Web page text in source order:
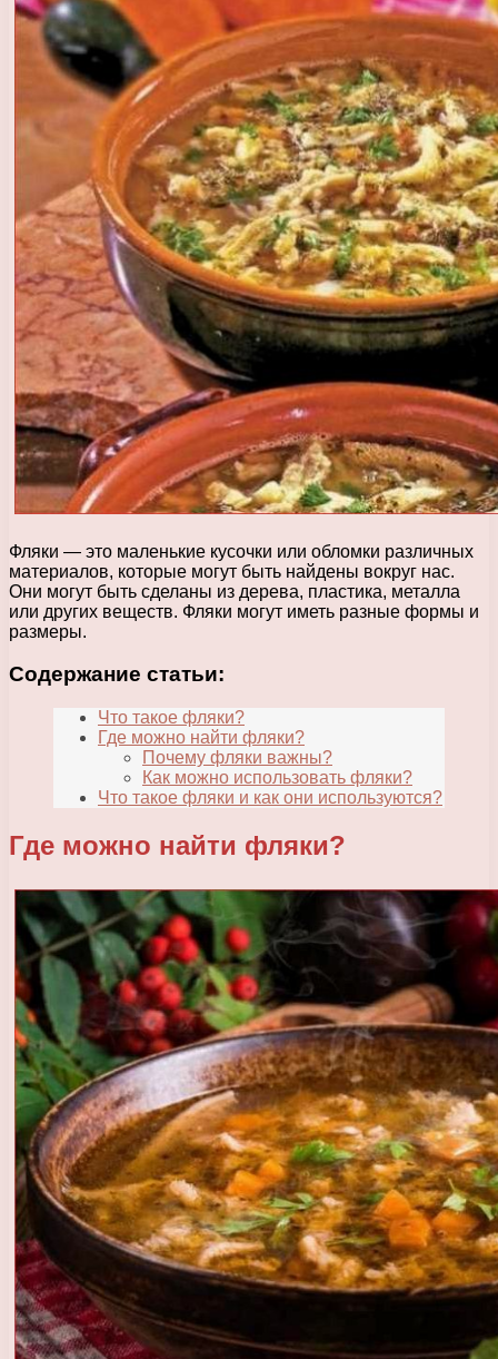
Фляки — это маленькие кусочки или обломки различных
материалов, которые могут быть найдены вокруг нас.
Они могут быть сделаны из дерева, пластика, металла
или других веществ. Фляки могут иметь разные формы и
размеры.
Содержание статьи:
Что такое фляки?
Где можно найти фляки?
Почему фляки важны?
Как можно использовать фляки?
Что такое фляки и как они используются?
Где можно найти фляки?